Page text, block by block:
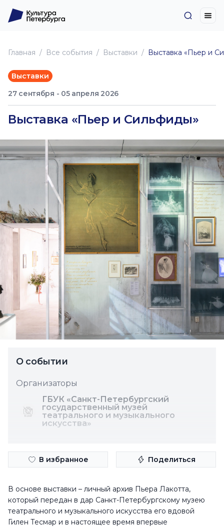
Главная Все события Выставки Выставка «Пьер и
Выставки
27 сентября - 05 апреля 2026
Выставка «Пьер и Сильфиды»
О событии
Организаторы
ГБУК «Санкт-Петербургский
государственный музей
театрального и музыкального
искус­ства»
В избранное Поделиться
В основе выставки – личный архив Пьера Лакотта,
который передан в дар Санкт-Петербургскому музею
театрального и музыкального искусства его вдовой
Гилен Тесмар и в настоящее время впервые